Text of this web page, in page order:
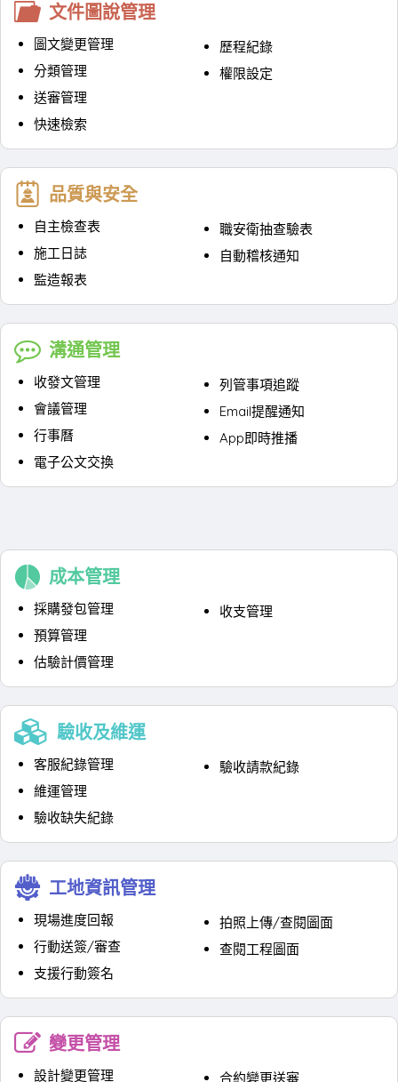
文件圖說管理
圖文變更管理
分類管理
送審管理
快速檢索
歷程紀錄
權限設定
品質與安全
自主檢查表
施工日誌
監造報表
職安衛抽查驗表
自動稽核通知
溝通管理
收發文管理
會議管理
行事曆
電子公文交換
列管事項追蹤
Email提醒通知
App即時推播
成本管理
採購發包管理
預算管理
估驗計價管理
收支管理
驗收及維運
客服紀錄管理
維運管理
驗收缺失紀錄
驗收請款紀錄
工地資訊管理
現場進度回報
行動送簽/審查
支援行動簽名
拍照上傳/查閱圖面
查閱工程圖面
變更管理
設計變更管理 合約變更送審